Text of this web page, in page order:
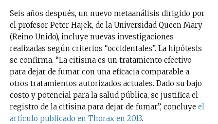
Seis años después, un nuevo metaanálisis dirigido por
el profesor Peter Hajek, de la Universidad Queen Mary
(Reino Unido), incluye nuevas investigaciones
realizadas según criterios “occidentales”. La hipótesis
se confirma. “La citisina es un tratamiento efectivo
para dejar de fumar con una eficacia comparable a
otros tratamientos autorizados actuales. Dado su bajo
costo y potencial para la salud pública, se justifica el
registro de la citisina para dejar de fumar”, concluye el
artículo publicado en Thorax en 2013.